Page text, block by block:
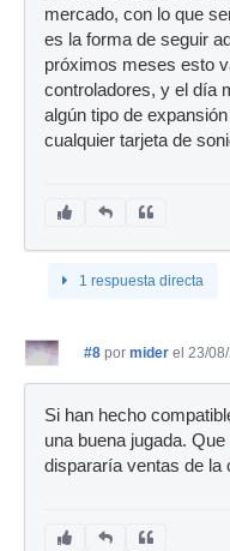
mercado, con lo que
es la forma de seguir
próximos meses esto
controladores, y el día
algún tipo de
cualquier tarjeta de
1 respuesta directa
#8 por mider el 23/
Si han hecho
una buena jugada.
dispararía ventas de la